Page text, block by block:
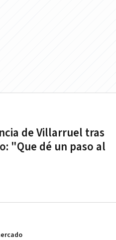
de Villarruel tras
"Que dé un paso al